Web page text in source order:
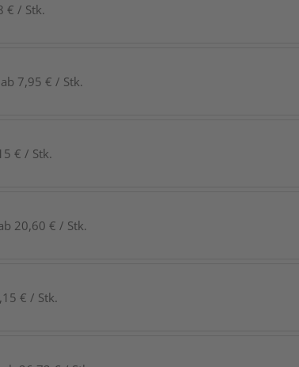
€ / Stk.
ab 7,95 € / Stk.
€ / Stk.
20,60 € / Stk.
€ / Stk.